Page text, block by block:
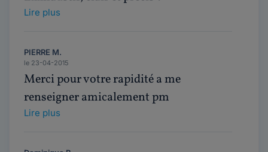
Lire plus
PIERRE M.
le 23-04-2015
Merci pour votre rapidité a me
renseigner amicalement pm
Lire plus